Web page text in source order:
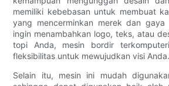
memiliki kebebasan untuk membuat
yang mencerminkan merek dan gaya
ingin menambahkan logo, teks, atau
topi Anda, mesin bordir
fleksibilitas untuk mewujudkan visi Anda.
Selain itu, mesin ini mudah